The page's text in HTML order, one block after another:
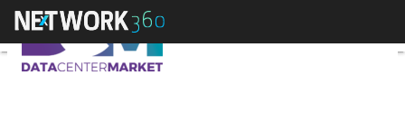
La nube podría incrementar el